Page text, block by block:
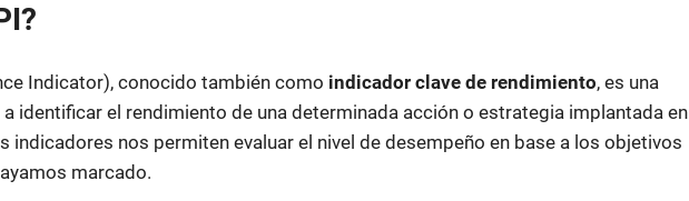
Indicator), conocido también como indicador clave de rendimiento, es una
identificar el rendimiento de una determinada acción o estrategia implantada en
indicadores nos permiten evaluar el nivel de desempeño en base a los objetivos
marcado.